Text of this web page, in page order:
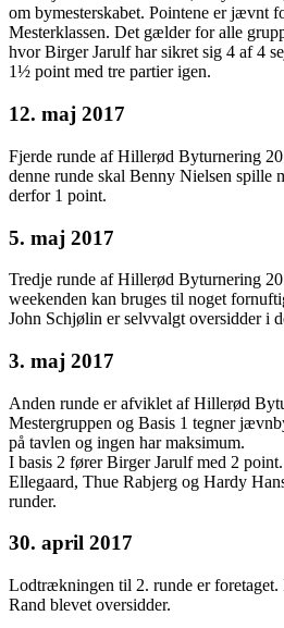
om bymesterskabet. Pointene er jævnt
Mesterklassen. Det gælder for alle
hvor Birger Jarulf har sikret sig 4 af 4
1½ point med tre partier igen.
12. maj 2017
Fjerde runde af Hillerød Byturnering
denne runde skal Benny Nielsen spille
derfor 1 point.
5. maj 2017
Tredje runde af Hillerød Byturnering
weekenden kan bruges til noget
John Schjølin er selvvalgt oversidder i
3. maj 2017
Anden runde er afviklet af Hillerød
Mestergruppen og Basis 1 tegner
på tavlen og ingen har maksimum.
I basis 2 fører Birger Jarulf med 2
Ellegaard, Thue Rabjerg og Hardy
runder.
30. april 2017
Lodtrækningen til 2. runde er foretaget.
Rand blevet oversidder.